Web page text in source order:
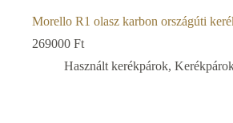
Morello R1 olasz karbon országúti
269000 Ft
Használt kerékpárok,